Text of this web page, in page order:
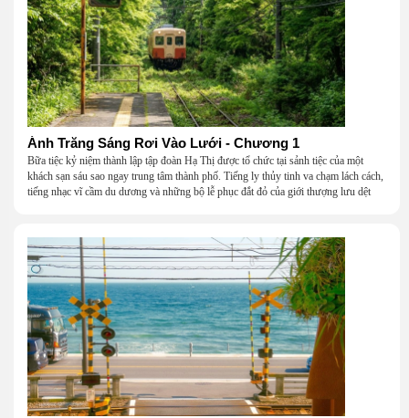
Ánh Trăng Sáng Rơi Vào Lưới - Chương 1
Bữa tiệc kỷ niệm thành lập tập đoàn Hạ Thị được tổ chức tại sảnh tiệc của một
khách sạn sáu sao ngay trung tâm thành phố. Tiếng ly thủy tinh va chạm lách cách,
tiếng nhạc vĩ cầm du dương và những bộ lễ phục đắt đỏ của giới thượng lưu dệt